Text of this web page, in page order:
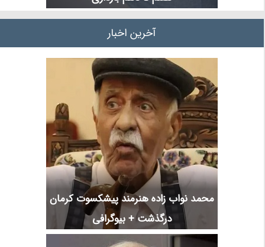
آخرین اخبار
محمد نواب زاده هنرمند پیشکسوت کرمان
درگذشت + بیوگرافی